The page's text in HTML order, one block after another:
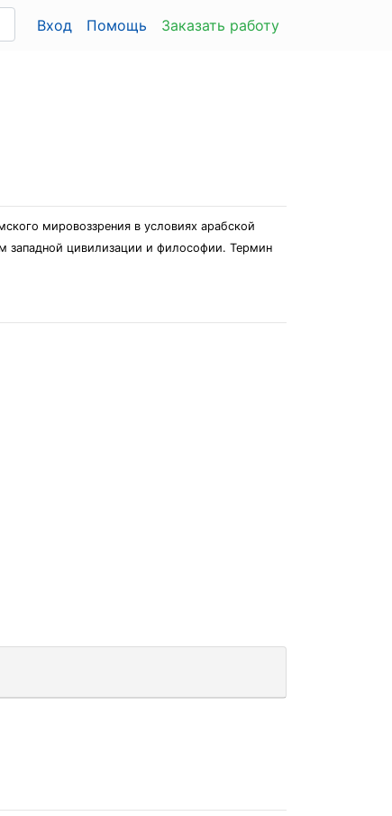
Вход Помощь Заказать работу
мировоззрения в условиях арабской
западной цивилизации и философии. Термин